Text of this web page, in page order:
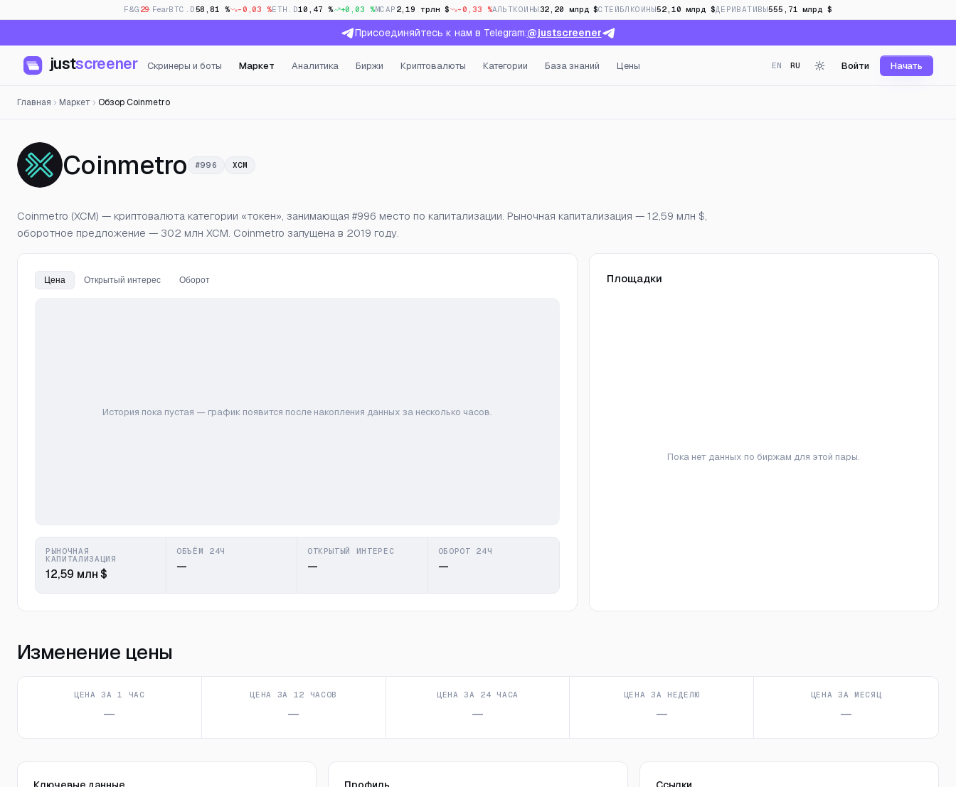
F&G 29· FearBTC.D58,81 % -0,03 %ETH.D10,47 % +0,03 %MCAP 2,19 трлн $ -0,33 %АЛЬТКОИНЫ 32,20 млрд $СТЕЙБЛКОИНЫ52,10 млрд $ДЕРИВАТИВЫ555,71 млрд $
Присоединяйтесь к нам в Telegram:@justscreener
justscreener Скринеры и боты Маркет Аналитика Биржи Криптовалюты Категории База знаний Цены EN RU Войти Начать
Главная Маркет Обзор Coinmetro
Coinmetro — Цена, открытый интерес и фандинг в реальном времени
#996 XCM
Coinmetro (XCM) — криптовалюта категории «токен», занимающая #996 место по капитализации. Рыночная капитализация — 12,59 млн $,
оборотное предложение — 302 млн XCM. Coinmetro запущена в 2019 году.
Цена Открытый интерес Оборот
История пока пустая — график появится после накопления данных за несколько часов.
РЫНОЧНАЯ
КАПИТАЛИЗАЦИЯ
12,59 млн $
ОБЪЁМ 24Ч
—
ОТКРЫТЫЙ ИНТЕРЕС
—
ОБОРОТ 24Ч
—
Площадки
Пока нет данных по биржам для этой пары.
Изменение цены
ЦЕНА ЗА 1 ЧАС
—
ЦЕНА ЗА 12 ЧАСОВ
—
ЦЕНА ЗА 24 ЧАСА
—
ЦЕНА ЗА НЕДЕЛЮ
—
ЦЕНА ЗА МЕСЯЦ
—